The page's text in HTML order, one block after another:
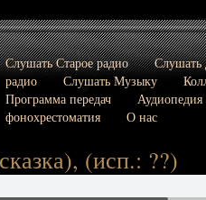
Слушать Старое радио
Слушать
радио
Слушать Музыку
Программа передач
Аудиопедия
фонохрестоматия
О нас
(исп.: ??)